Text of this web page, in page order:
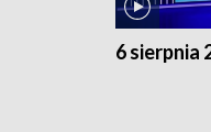
6 sierpnia